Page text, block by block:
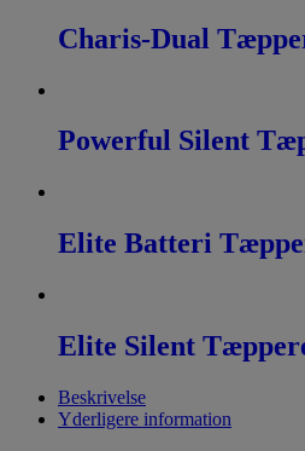
Charis-Dual
Powerful Silent
Elite Batteri
Elite Silent
Beskrivelse
Yderligere information